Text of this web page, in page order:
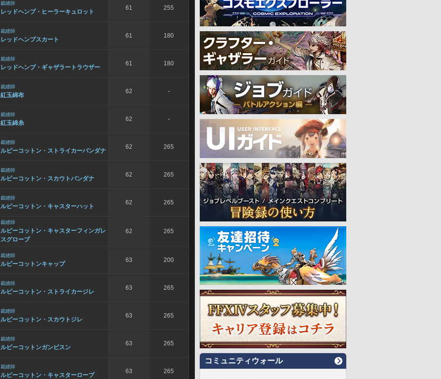
裁縫師
レッドヘンプ・ヒーラーキュロット
61 255
裁縫師
レッドヘンプスカート
61 180
裁縫師
レッドヘンプ・ギャザラートラウザー
61 180
裁縫師
紅玉綿布
62 -
裁縫師
紅玉綿糸
62 -
裁縫師
ルビーコットン・ストライカーバンダナ
62 265
裁縫師
ルビーコットン・スカウトバンダナ
62 265
裁縫師
ルビーコットン・キャスターハット
62 265
裁縫師
ルビーコットン・キャスターフィンガレ
スグローブ
62 265
裁縫師
ルビーコットンキャップ
63 200
裁縫師
ルビーコットン・ストライカージレ
63 265
裁縫師
ルビーコットン・スカウトジレ
63 265
裁縫師
ルビーコットンガンビスン
63 265
裁縫師
ルビーコットン・キャスターローブ
63 265
コミュニティウォール